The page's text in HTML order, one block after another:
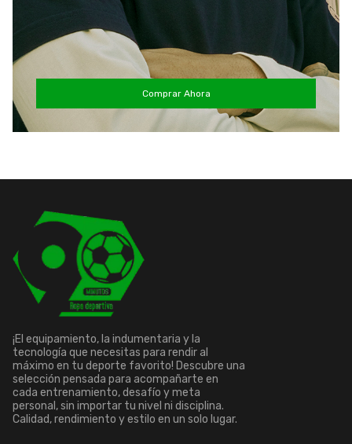
Comprar Ahora
¡El equipamiento, la indumentaria y la
tecnología que necesitas para rendir al
máximo en tu deporte favorito! Descubre una
selección pensada para acompañarte en
cada entrenamiento, desafío y meta
personal, sin importar tu nivel ni disciplina.
Calidad, rendimiento y estilo en un solo lugar.